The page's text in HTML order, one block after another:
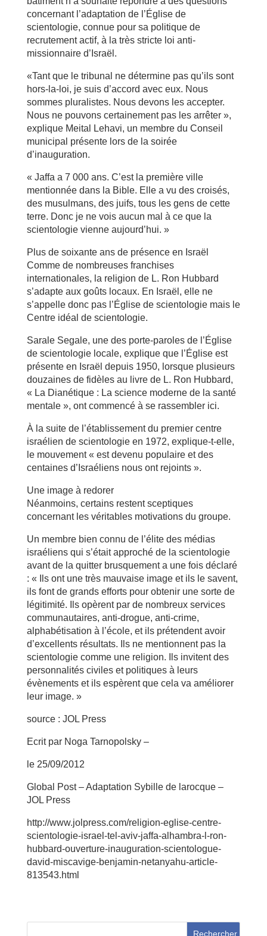
concernant l’adaptation de l’Église de
scientologie, connue pour sa politique de
recrutement actif, à la très stricte loi anti-
missionnaire d’Israël.
«Tant que le tribunal ne détermine pas qu’ils sont
hors-la-loi, je suis d’accord avec eux. Nous
sommes pluralistes. Nous devons les accepter.
Nous ne pouvons certainement pas les arrêter »,
explique Meital Lehavi, un membre du Conseil
municipal présente lors de la soirée
d’inauguration.
« Jaffa a 7 000 ans. C’est la première ville
mentionnée dans la Bible. Elle a vu des croisés,
des musulmans, des juifs, tous les gens de cette
terre. Donc je ne vois aucun mal à ce que la
scientologie vienne aujourd’hui. »
Plus de soixante ans de présence en Israël
Comme de nombreuses franchises
internationales, la religion de L. Ron Hubbard
s’adapte aux goûts locaux. En Israël, elle ne
s’appelle donc pas l’Église de scientologie mais le
Centre idéal de scientologie.
Sarale Segale, une des porte-paroles de l’Église
de scientologie locale, explique que l’Église est
présente en Israël depuis 1950, lorsque plusieurs
douzaines de fidèles au livre de L. Ron Hubbard,
« La Dianétique : La science moderne de la santé
mentale », ont commencé à se rassembler ici.
À la suite de l’établissement du premier centre
israélien de scientologie en 1972, explique-t-elle,
le mouvement « est devenu populaire et des
centaines d’Israéliens nous ont rejoints ».
Une image à redorer
Néanmoins, certains restent sceptiques
concernant les véritables motivations du groupe.
Un membre bien connu de l’élite des médias
israéliens qui s’était approché de la scientologie
avant de la quitter brusquement a une fois déclaré
: « Ils ont une très mauvaise image et ils le savent,
ils font de grands efforts pour obtenir une sorte de
légitimité. Ils opèrent par de nombreux services
communautaires, anti-drogue, anti-crime,
alphabétisation à l’école, et ils prétendent avoir
d’excellents résultats. Ils ne mentionnent pas la
scientologie comme une religion. Ils invitent des
personnalités civiles et politiques à leurs
évènements et ils espèrent que cela va améliorer
leur image. »
source : JOL Press
Ecrit par Noga Tarnopolsky –
le 25/09/2012
Global Post – Adaptation Sybille de larocque –
JOL Press
http://www.jolpress.com/religion-eglise-centre-
scientologie-israel-tel-aviv-jaffa-alhambra-l-ron-
hubbard-ouverture-inauguration-scientologue-
david-miscavige-benjamin-netanyahu-article-
813543.html